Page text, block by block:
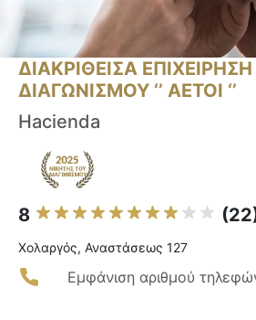
ΔΙΑΚΡΙΘΕΙΣΑ
ΔΙΑΓΩΝΙΣΜΟΥ ‘’ ΑΕΤΟΙ ‘’
Hacienda
8
Χολαργός, Αναστάσεως 127
Εμφάνιση αριθμού